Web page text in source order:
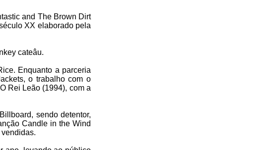
and The Brown Dirt
XX elaborado pela
cateâu.
Enquanto a parceria
o trabalho com o
Rei Leão (1994), com a
sendo detentor,
Candle in the Wind